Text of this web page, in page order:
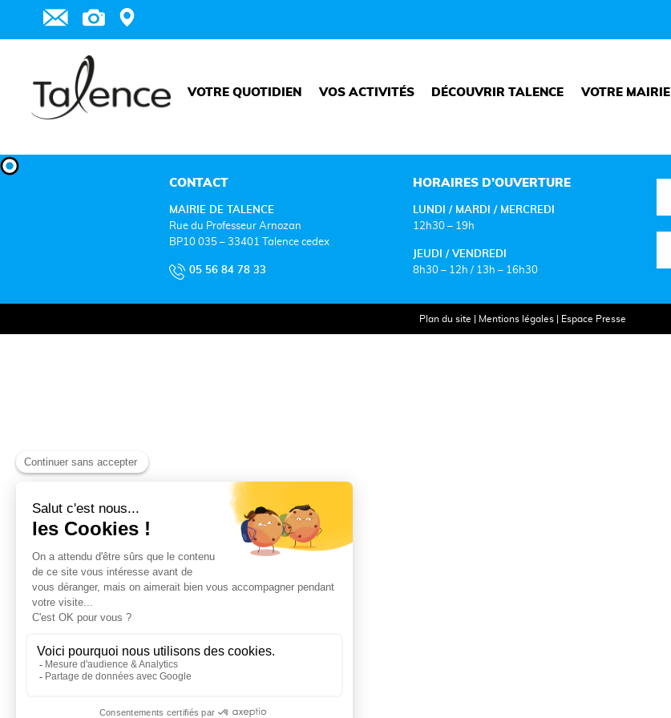
VOTRE QUOTIDIEN VOS ACTIVITÉS DÉCOUVRIR TALENCE VOTRE MAIRIE
CONTACT
MAIRIE DE TALENCE
Rue du Professeur Arnozan
BP10 035 – 33401 Talence cedex
05 56 84 78 33
HORAIRES D’OUVERTURE
LUNDI / MARDI / MERCREDI
12h30 – 19h
JEUDI / VENDREDI
8h30 – 12h / 13h – 16h30
Plan du site Mentions légales Espace Presse